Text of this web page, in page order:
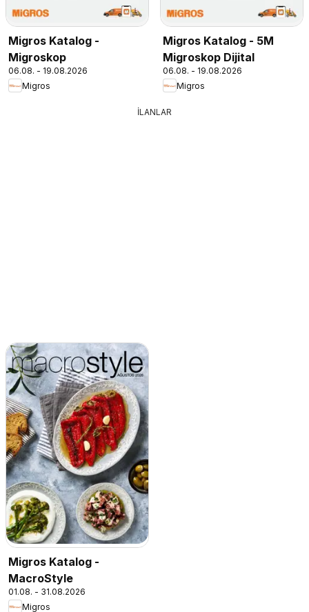
Migros Katalog -
Migroskop
06.08. - 19.08.2026
Migros
Migros Katalog - 5M
Migroskop Dijital
06.08. - 19.08.2026
Migros
İLANLAR
Migros Katalog -
MacroStyle
01.08. - 31.08.2026
Migros